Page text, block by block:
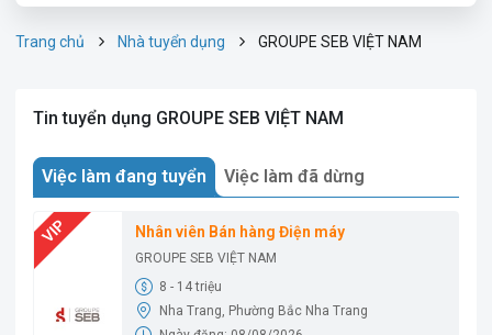
Trang chủ Nhà tuyển dụng GROUPE SEB VIỆT NAM
Tin tuyển dụng GROUPE SEB VIỆT NAM
Việc làm đang tuyển Việc làm đã dừng
Nhân viên Bán hàng Điện máy
GROUPE SEB VIỆT NAM
8 - 14 triệu
Nha Trang, Phường Bắc Nha Trang